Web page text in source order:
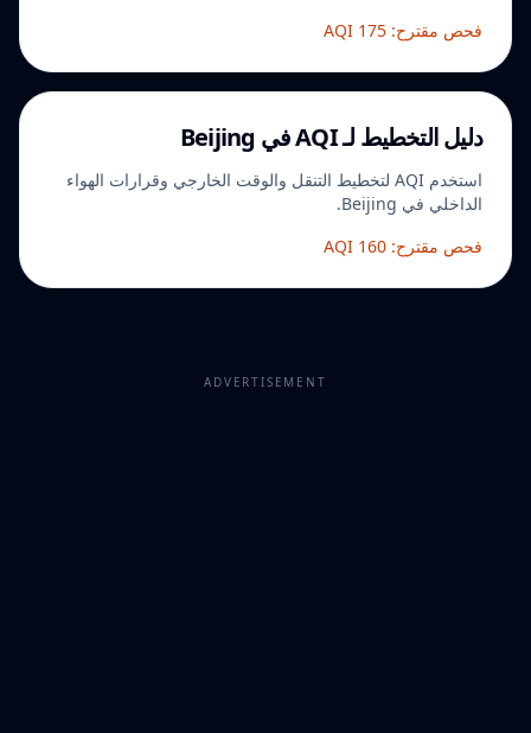
فحص مقترح: AQI 175
دليل التخطيط لـ AQI في Beijing
استخدم AQI لتخطيط التنقل والوقت الخارجي وقرارات الهواء
الداخلي في Beijing.
فحص مقترح: AQI 160
ADVERTISEMENT